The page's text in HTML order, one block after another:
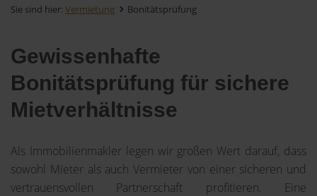
Sie sind hier: Vermietung Bonitätsprüfung
Gewissenhafte
Bonitätsprüfung für sichere
Mietverhältnisse
Als Immobilienmakler legen wir großen Wert darauf, dass
sowohl Mieter als auch Vermieter von einer sicheren und
vertrauensvollen Partnerschaft profitieren. Eine